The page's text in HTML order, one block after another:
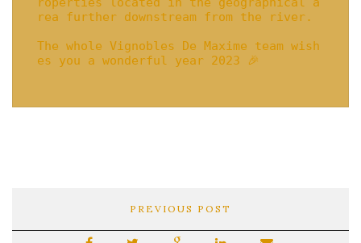
rea further downstream from the river.
The whole Vignobles De Maxime team wish
es you a wonderful year 2023 🎉
PREVIOUS POST